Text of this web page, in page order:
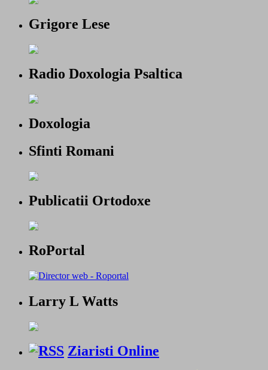
Grigore Lese
Radio Doxologia Psaltica
Doxologia
Sfinti Romani
Publicatii Ortodoxe
RoPortal
Larry L Watts
Ziaristi Online